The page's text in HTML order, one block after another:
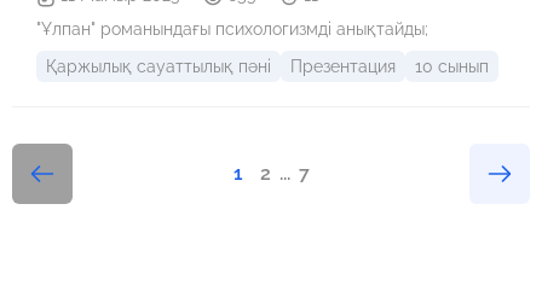
"Ұлпан" романындағы психологизмді анықтайды;
Қаржылық сауаттылық пәні
Презентация 10 сынып
1 2 ... 7